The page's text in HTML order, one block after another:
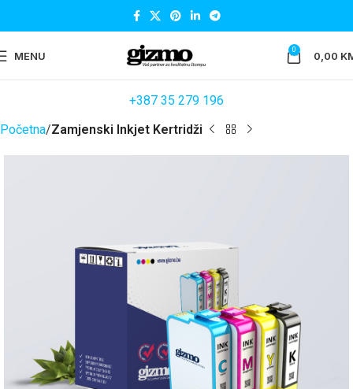
MENU 0 0,00
+387 35 279 196
Početna Zamjenski Inkjet Kertridži